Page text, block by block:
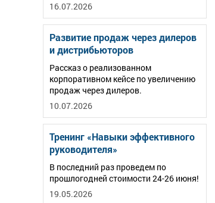
16.07.2026
Развитие продаж через дилеров
и дистрибьюторов
Рассказ о реализованном
корпоративном кейсе по увеличению
продаж через дилеров.
10.07.2026
Тренинг «Навыки эффективного
руководителя»
В последний раз проведем по
прошлогодней стоимости 24-26 июня!
19.05.2026